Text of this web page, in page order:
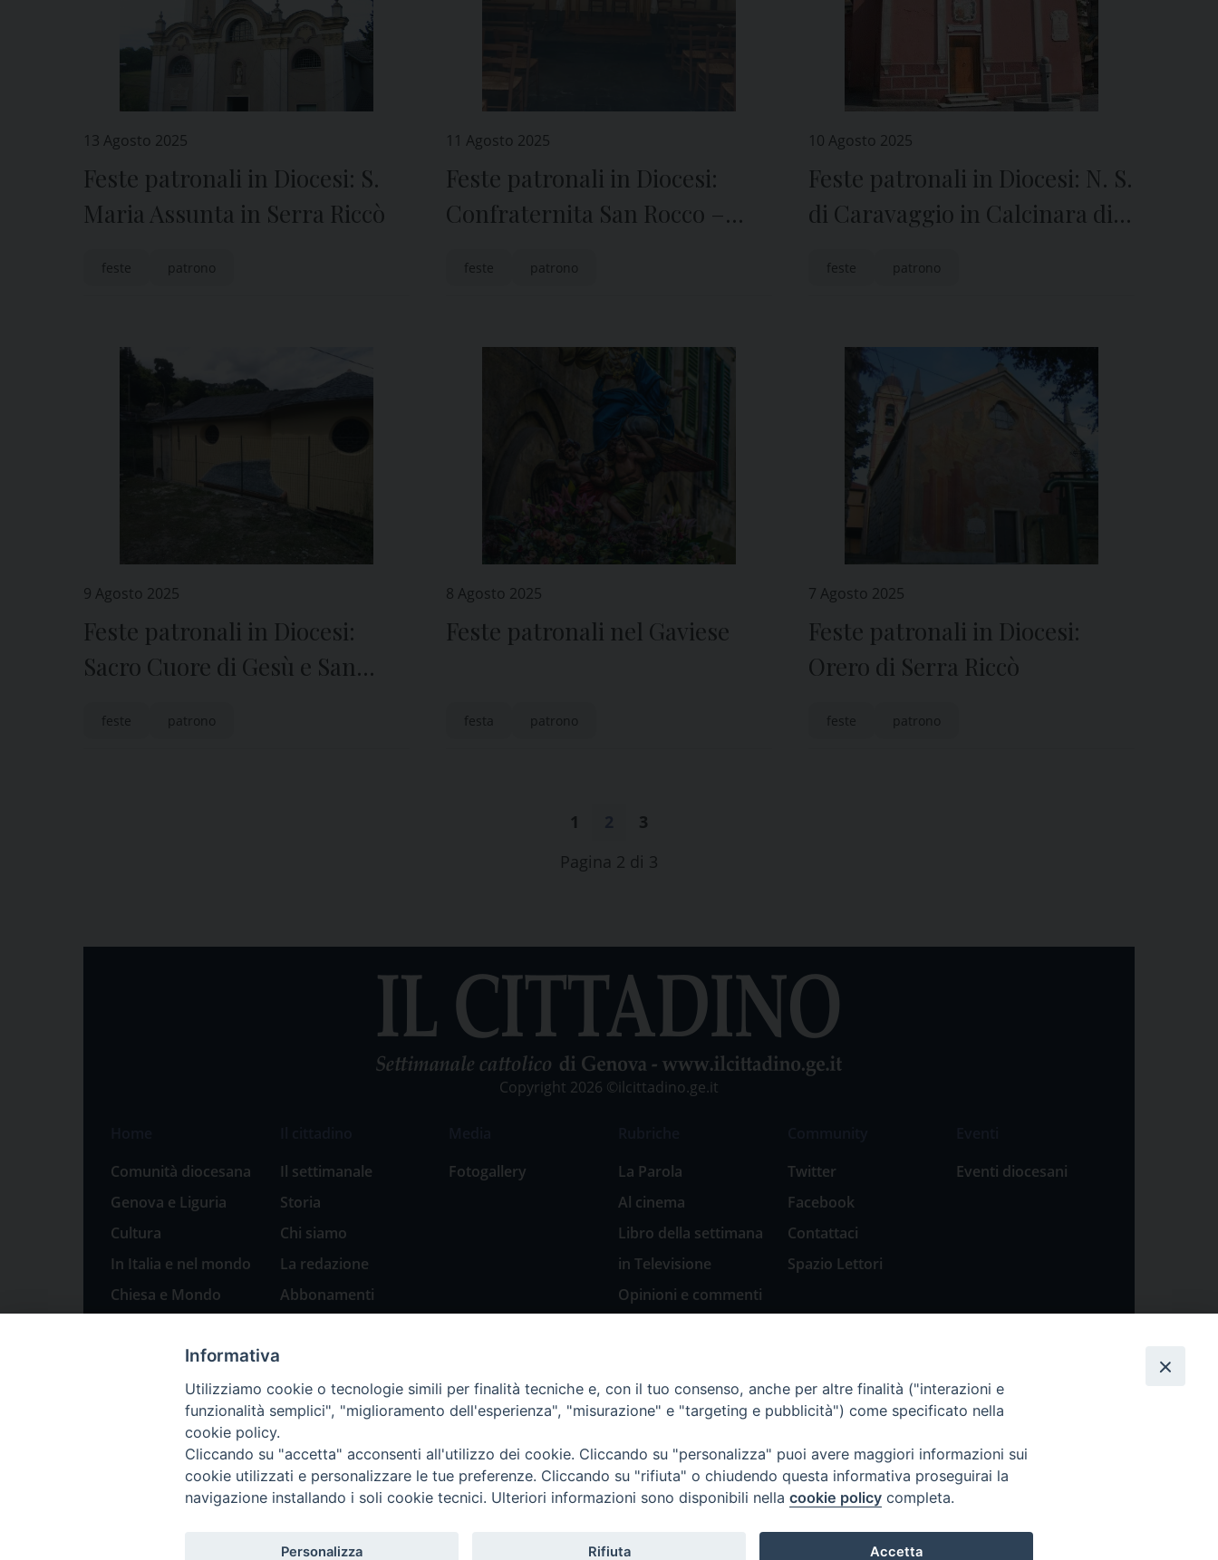
13 Agosto 2025
Feste patronali in Diocesi: S.
Maria Assunta in Serra Riccò
feste patrono
11 Agosto 2025
Feste patronali in Diocesi:
Confraternita San Rocco –
feste patrono
10 Agosto 2025
Feste patronali in Diocesi: N. S.
di Caravaggio in Calcinara di
feste patrono
9 Agosto 2025
Feste patronali in Diocesi:
Sacro Cuore di Gesù e San
feste patrono
8 Agosto 2025
Feste patronali nel Gaviese
festa patrono
7 Agosto 2025
Feste patronali in Diocesi:
Orero di Serra Riccò
feste patrono
1
3
Pagina 2 di 3
Copyright 2026 ©ilcittadino.ge.it
Comunità diocesana
Genova e Liguria
Cultura
In Italia e nel mondo
Chiesa e Mondo
Parole di pace
Natale 2023: presepi
Il settimanale
Storia
Chi siamo
La redazione
Abbonamenti
Fotogallery
La Parola
Al cinema
Libro della settimana
in Televisione
Opinioni e commenti
in Diocesi
nella Diocesi di
Genova
Twitter
Facebook
Contattaci
Spazio Lettori
Eventi diocesani
Informativa
Utilizziamo cookie o tecnologie simili per finalità tecniche e, con il tuo consenso, anche per altre finalità ("interazioni e
funzionalità semplici", "miglioramento dell'esperienza", "misurazione" e "targeting e pubblicità") come specificato nella
cookie policy.
Cliccando su "accetta" acconsenti all'utilizzo dei cookie. Cliccando su "personalizza" puoi avere maggiori informazioni sui
cookie utilizzati e personalizzare le tue preferenze. Cliccando su "rifiuta" o chiudendo questa informativa proseguirai la
navigazione installando i soli cookie tecnici. Ulteriori informazioni sono disponibili nella cookie policy completa.
Personalizza Rifiuta Accetta